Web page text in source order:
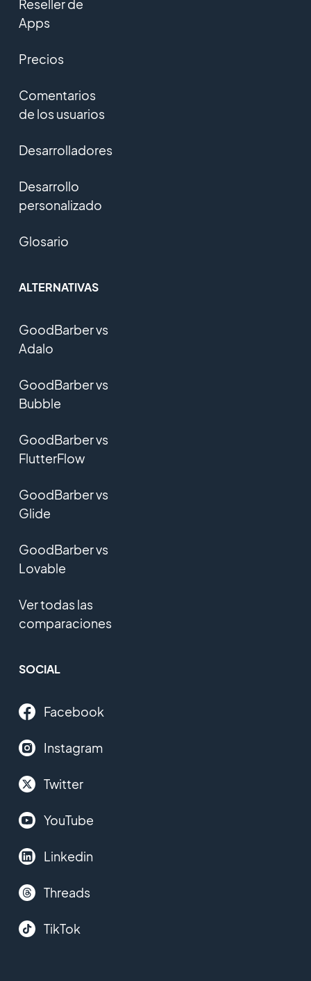
Reseller de
Apps
Precios
Comentarios
de los usuarios
Desarrolladores
Desarrollo
personalizado
Glosario
ALTERNATIVAS
GoodBarber vs
Adalo
GoodBarber vs
Bubble
GoodBarber vs
FlutterFlow
GoodBarber vs
Glide
GoodBarber vs
Lovable
Ver todas las
comparaciones
SOCIAL
Facebook
Instagram
Twitter
YouTube
Linkedin
Threads
TikTok